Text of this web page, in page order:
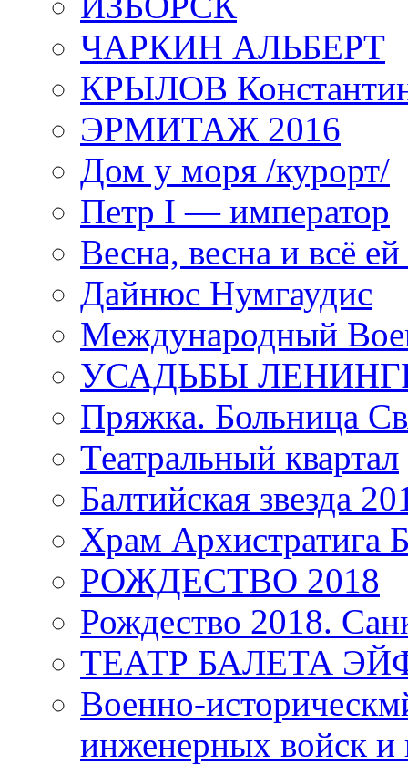
ЧАРКИН АЛЬБЕРТ
КРЫЛОВ
ЭРМИТАЖ 2016
Дом у моря /курорт/
Петр I — император
Весна, весна и всё
Дайнюс Нумгаудис
Международный
УСАДЬБЫ
Пряжка. Больница
Театральный квартал
Балтийская звезда
Храм
РОЖДЕСТВО 2018
Рождество 2018.
ТЕАТР БАЛЕТА
Военно-
инженерных войск и